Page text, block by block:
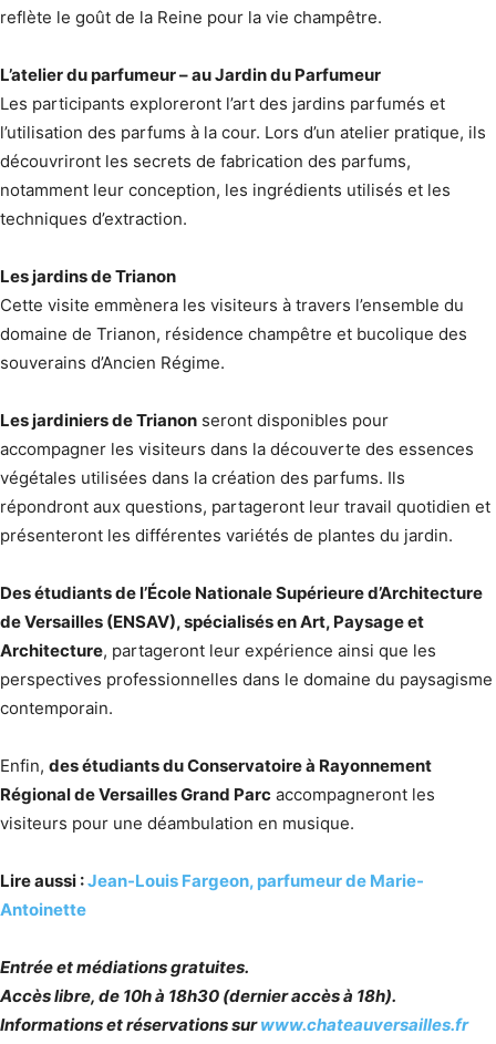
reflète le goût de la Reine pour la vie champêtre.
L’atelier du parfumeur – au Jardin du Parfumeur
Les participants exploreront l’art des jardins parfumés et
l’utilisation des parfums à la cour. Lors d’un atelier pratique, ils
découvriront les secrets de fabrication des parfums,
notamment leur conception, les ingrédients utilisés et les
techniques d’extraction.
Les jardins de Trianon
Cette visite emmènera les visiteurs à travers l’ensemble du
domaine de Trianon, résidence champêtre et bucolique des
souverains d’Ancien Régime.
Les jardiniers de Trianon seront disponibles pour
accompagner les visiteurs dans la découverte des essences
végétales utilisées dans la création des parfums. Ils
répondront aux questions, partageront leur travail quotidien et
présenteront les différentes variétés de plantes du jardin.
Des étudiants de l’École Nationale Supérieure d’Architecture
de Versailles (ENSAV), spécialisés en Art, Paysage et
Architecture, partageront leur expérience ainsi que les
perspectives professionnelles dans le domaine du paysagisme
contemporain.
Enfin, des étudiants du Conservatoire à Rayonnement
Régional de Versailles Grand Parc accompagneront les
visiteurs pour une déambulation en musique.
Lire aussi :Jean-Louis Fargeon, parfumeur de Marie-
Antoinette
Entrée et médiations gratuites.
Accès libre, de 10h à 18h30 (dernier accès à 18h).
Informations et réservations surwww.chateauversailles.fr